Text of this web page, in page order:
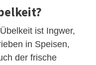
ist Ingwer,
in Speisen,
der frische